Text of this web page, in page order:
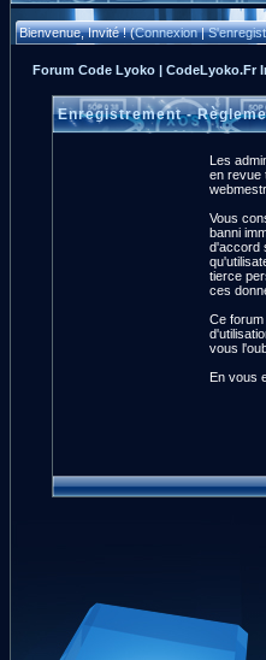
Bienvenue, Invité ! (Connexion|
Forum Code Lyoko | CodeLyoko.Fr
Enregistrement -
Les
en revue
Vous
banni
d'accord
tierce
ces
Ce
vous
En vous